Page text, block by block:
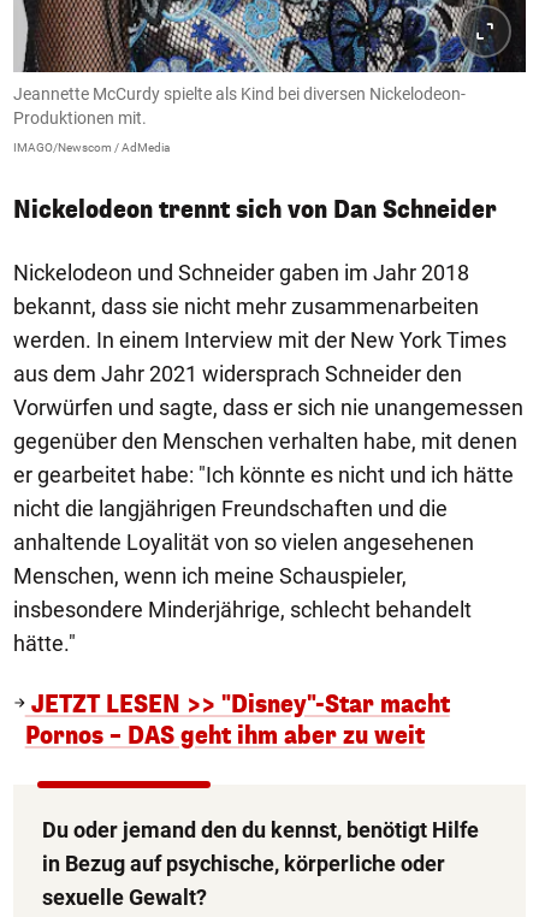
Jeannette McCurdy spielte als Kind bei diversen Nickelodeon-
Produktionen mit.
IMAGO/Newscom / AdMedia
Nickelodeon trennt sich von Dan Schneider
Nickelodeon und Schneider gaben im Jahr 2018
bekannt, dass sie nicht mehr zusammenarbeiten
werden. In einem Interview mit der New York Times
aus dem Jahr 2021 widersprach Schneider den
Vorwürfen und sagte, dass er sich nie unangemessen
gegenüber den Menschen verhalten habe, mit denen
er gearbeitet habe: "Ich könnte es nicht und ich hätte
nicht die langjährigen Freundschaften und die
anhaltende Loyalität von so vielen angesehenen
Menschen, wenn ich meine Schauspieler,
insbesondere Minderjährige, schlecht behandelt
hätte."
JETZT LESEN >> "Disney"-Star macht
Pornos – DAS geht ihm aber zu weit
Du oder jemand den du kennst, benötigt Hilfe
in Bezug auf psychische, körperliche oder
sexuelle Gewalt?